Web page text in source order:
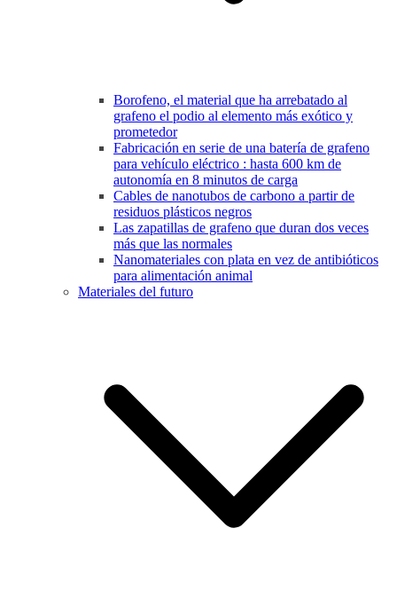
Borofeno, el material que ha arrebatado al
grafeno el podio al elemento más exótico y
prometedor
Fabricación en serie de una batería de grafeno
para vehículo eléctrico : hasta 600 km de
autonomía en 8 minutos de carga
Cables de nanotubos de carbono a partir de
residuos plásticos negros
Las zapatillas de grafeno que duran dos veces
más que las normales
Nanomateriales con plata en vez de antibióticos
para alimentación animal
Materiales del futuro